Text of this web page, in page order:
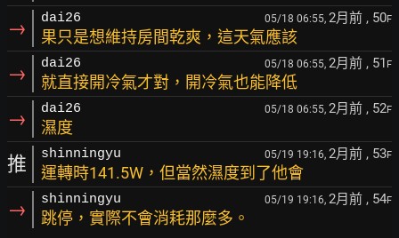
→ dai26 05/18 06:55, 2月前 , 50F
果只是想維持房間乾爽，這天氣應該
→ dai26 05/18 06:55, 2月前 , 51 F
就直接開冷氣才對，開冷氣也能降低
→ dai26 05/18 06:55, 2月前 , 52F
濕度
推 shinningyu 05/19 19:16, 2月前 , 53F
運轉時141.5W，但當然濕度到了他會
→ shinningyu 05/19 19:16, 2月前 , 54F
跳停，實際不會消耗那麼多。